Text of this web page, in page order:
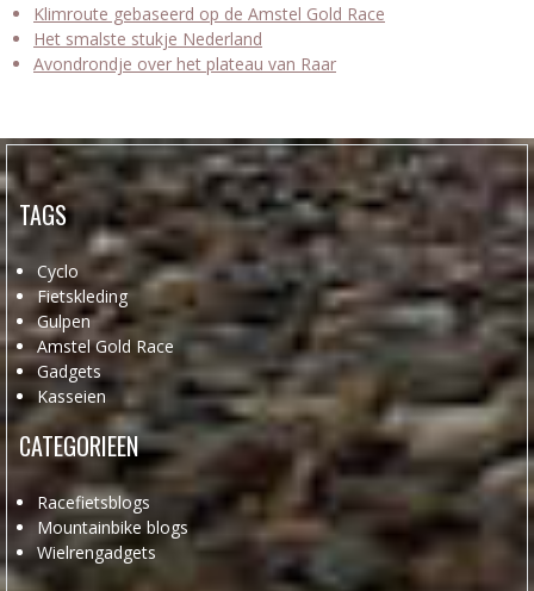
Klimroute gebaseerd op de Amstel Gold Race
Het smalste stukje Nederland
Avondrondje over het plateau van Raar
TAGS
Cyclo
Fietskleding
Gulpen
Amstel Gold Race
Gadgets
Kasseien
CATEGORIEEN
Racefietsblogs
Mountainbike blogs
Wielrengadgets